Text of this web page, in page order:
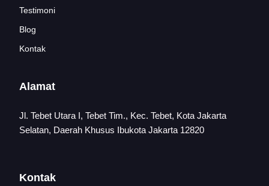
Testimoni
Blog
Kontak
Alamat
Jl. Tebet Utara I, Tebet Tim., Kec. Tebet, Kota Jakarta
Selatan, Daerah Khusus Ibukota Jakarta 12820
Kontak